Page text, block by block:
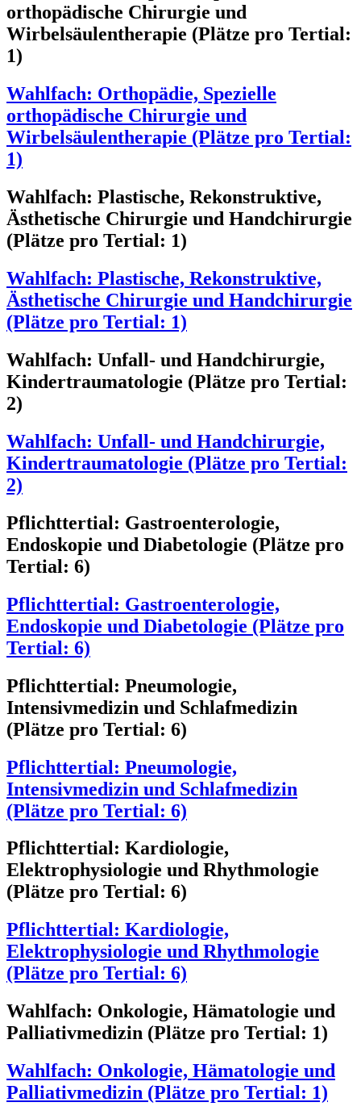
orthopädische Chirurgie und
Wirbelsäulentherapie (Plätze pro Tertial:
1)
Wahlfach: Orthopädie, Spezielle
orthopädische Chirurgie und
Wirbelsäulentherapie (Plätze pro Tertial:
1)
Wahlfach: Plastische, Rekonstruktive,
Ästhetische Chirurgie und Handchirurgie
(Plätze pro Tertial: 1)
Wahlfach: Plastische, Rekonstruktive,
Ästhetische Chirurgie und Handchirurgie
(Plätze pro Tertial: 1)
Wahlfach: Unfall- und Handchirurgie,
Kindertraumatologie (Plätze pro Tertial:
2)
Wahlfach: Unfall- und Handchirurgie,
Kindertraumatologie (Plätze pro Tertial:
2)
Pflichttertial: Gastroenterologie,
Endoskopie und Diabetologie (Plätze pro
Tertial: 6)
Pflichttertial: Gastroenterologie,
Endoskopie und Diabetologie (Plätze pro
Tertial: 6)
Pflichttertial: Pneumologie,
Intensivmedizin und Schlafmedizin
(Plätze pro Tertial: 6)
Pflichttertial: Pneumologie,
Intensivmedizin und Schlafmedizin
(Plätze pro Tertial: 6)
Pflichttertial: Kardiologie,
Elektrophysiologie und Rhythmologie
(Plätze pro Tertial: 6)
Pflichttertial: Kardiologie,
Elektrophysiologie und Rhythmologie
(Plätze pro Tertial: 6)
Wahlfach: Onkologie, Hämatologie und
Palliativmedizin (Plätze pro Tertial: 1)
Wahlfach: Onkologie, Hämatologie und
Palliativmedizin (Plätze pro Tertial: 1)